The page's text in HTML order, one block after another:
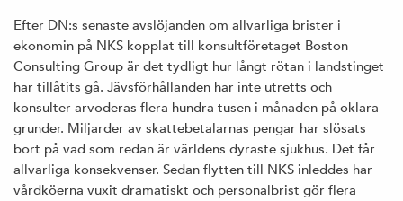
Efter DN:s senaste avslöjanden om allvarliga brister i
ekonomin på NKS kopplat till konsultföretaget Boston
Consulting Group är det tydligt hur långt rötan i landstinget
har tillåtits gå. Jävsförhållanden har inte utretts och
konsulter arvoderas flera hundra tusen i månaden på oklara
grunder. Miljarder av skattebetalarnas pengar har slösats
bort på vad som redan är världens dyraste sjukhus. Det får
allvarliga konsekvenser. Sedan flytten till NKS inleddes har
vårdköerna vuxit dramatiskt och personalbrist gör flera